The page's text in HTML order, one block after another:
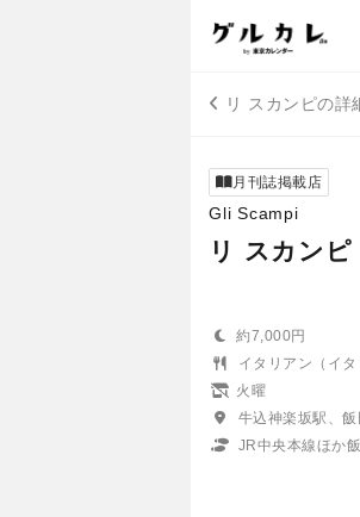
リ スカンピの詳
月刊誌掲載店
Gli Scampi
リ スカンピ
約7,000円
イタリアン（イ
火曜
牛込神楽坂駅、
JR中央本線ほか